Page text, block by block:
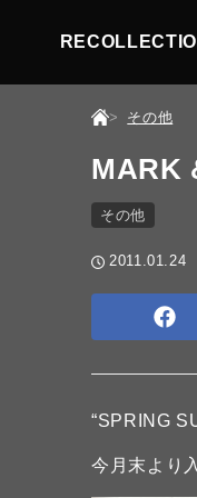
その他
MARK
その他
2011.01.24
“SPRING
今月末より